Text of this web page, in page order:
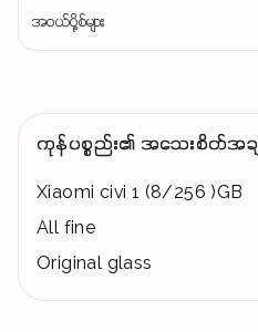
အဝယ်ပို့စ်များ
ကုန်ပစ္စည်း၏ အသေးစိတ်အခ
Xiaomi civi 1 (8/256 )GB
All fine
Original glass